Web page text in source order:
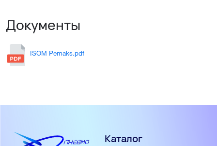
Документы
ISOM Pemaks.pdf
Каталог